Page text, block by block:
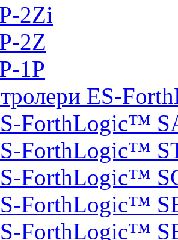
2Zi
2Z
1P
ES-
ForthLogic™
ForthLogic™
ForthLogic™
ForthLogic™
ForthLogic™